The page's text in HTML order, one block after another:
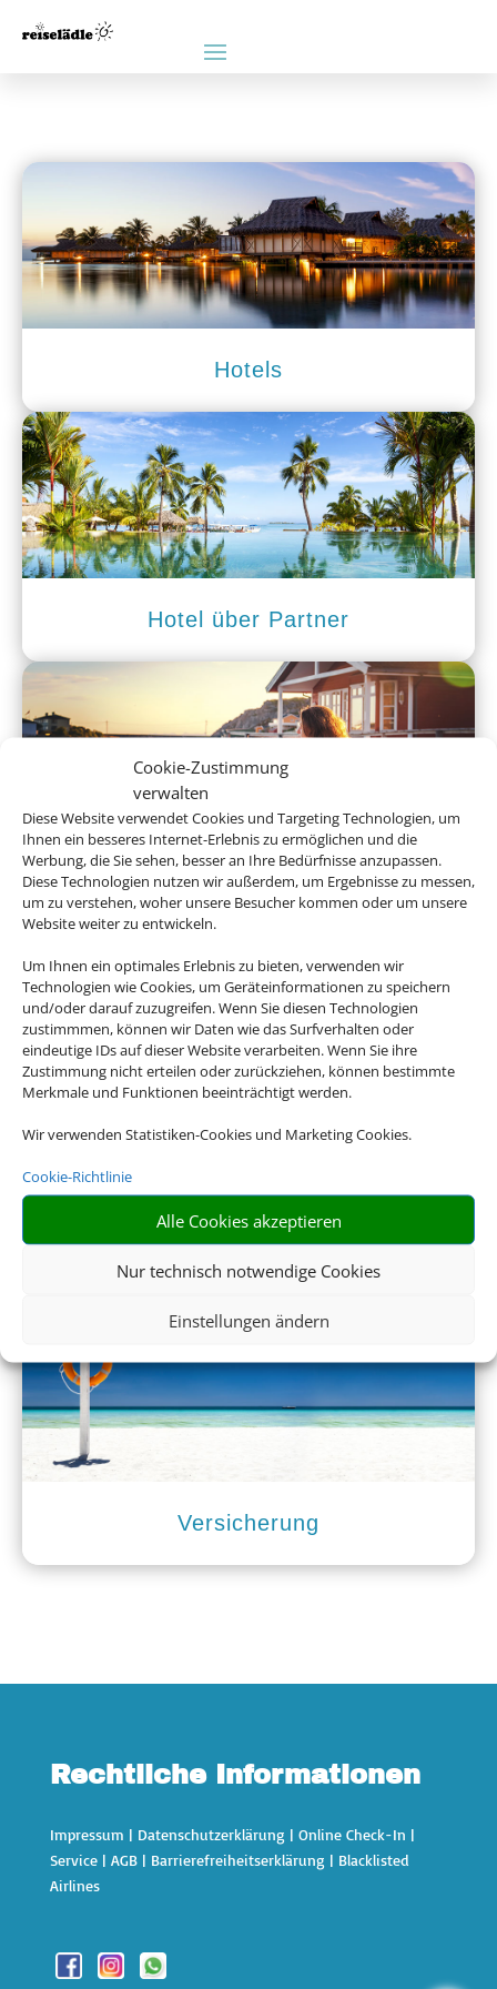
Cookie-Zustimmung
verwalten
Diese Website verwendet Cookies und Targeting Technologien, um
Ihnen ein besseres Internet-Erlebnis zu ermöglichen und die
Werbung, die Sie sehen, besser an Ihre Bedürfnisse anzupassen.
Diese Technologien nutzen wir außerdem, um Ergebnisse zu messen,
um zu verstehen, woher unsere Besucher kommen oder um unsere
Website weiter zu entwickeln.
Um Ihnen ein optimales Erlebnis zu bieten, verwenden wir
Technologien wie Cookies, um Geräteinformationen zu speichern
und/oder darauf zuzugreifen. Wenn Sie diesen Technologien
zustimmmen, können wir Daten wie das Surfverhalten oder
eindeutige IDs auf dieser Website verarbeiten. Wenn Sie ihre
Zustimmung nicht erteilen oder zurückziehen, können bestimmte
Merkmale und Funktionen beeinträchtigt werden.
Wir verwenden Statistiken-Cookies und Marketing Cookies.
Cookie-Richtlinie
Alle Cookies akzeptieren
Nur technisch notwendige Cookies
Einstellungen ändern
Hotels
Hotel über Partner
Ferienhaus
Empfehlungen für Ihre Reise
Sinnvolle Extras, die oft dazu gebucht werden.
Mietwagen
Versicherung
Rechtliche Informationen
Impressum | Datenschutzerklärung | Online Check-In |
Service| AGB| Barrierefreiheitserklärung | Blacklisted
Airlines